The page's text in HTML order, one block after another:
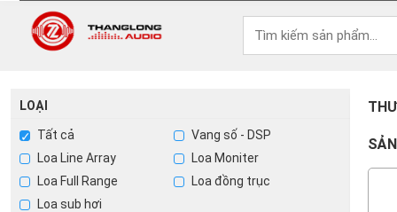
LOẠI
Tất cả
Vang số - DSP
Loa Line Array
Loa Moniter
Loa Full Range
Loa đồng trục
Loa sub hơi